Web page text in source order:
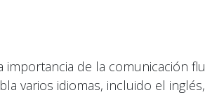
importancia de la comunicación
varios idiomas, incluido el